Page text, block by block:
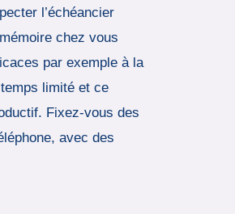
l’échéancier
chez vous
par exemple à la
limité et ce
Fixez-vous des
avec des